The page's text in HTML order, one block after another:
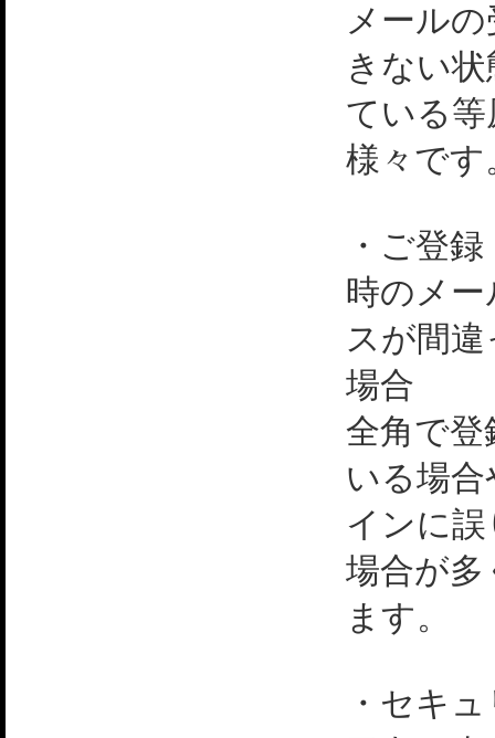
メール
きない
ている
様々です
・ご登
時のメ
スが間
場合
全角で
いる場
インに
場合が
ます。
・セキ